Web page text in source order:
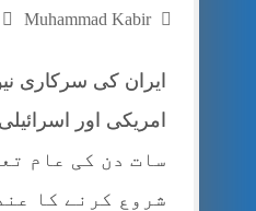
Muhammad Kabir
ایران کی سرکاری
سات دن کی عام
شروع کرنے کا